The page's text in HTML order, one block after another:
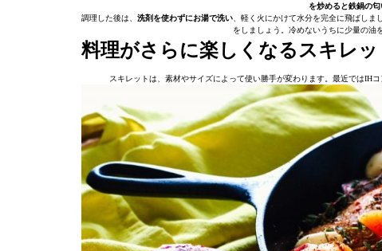
を炒めると鉄鍋の
調理した後は、 洗剤を使わずにお湯で洗い 、軽く火にかけて水分を完全に飛ばし
をしましょう。冷めないうちに少量の油
料理がさらに楽しくなるスキレ
スキレットは、素材やサイズによって使い勝手が変わります。最近ではIH